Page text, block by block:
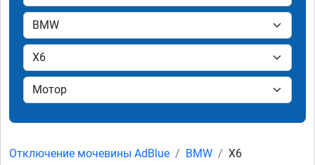
Отключение мочевины AdBlue BMW X6